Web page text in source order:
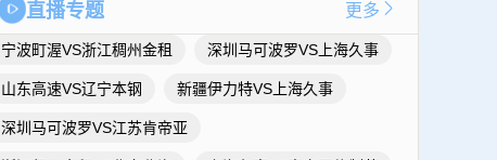
直播专题 更多
宁波町渥VS浙江稠州金租 深圳马可波罗VS上海久事
山东高速VS辽宁本钢 新疆伊力特VS上海久事
深圳马可波罗VS江苏肯帝亚